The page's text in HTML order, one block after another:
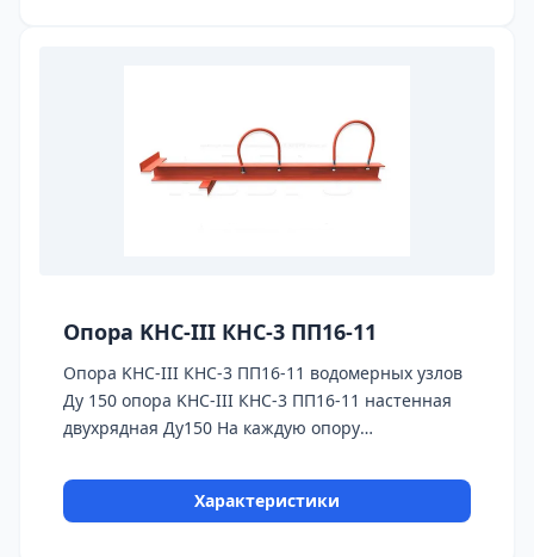
Опора KHC-III КНС-3 ПП16-11
Опора KHC-III КНС-3 ПП16-11 водомерных узлов
Ду 150 опора KHC-III КНС-3 ПП16-11 настенная
двухрядная Ду150 На каждую опору
на используемые материалы и предоставляется
Гарантия 24 месяца. Бесплатная доставка до ТК
Характеристики